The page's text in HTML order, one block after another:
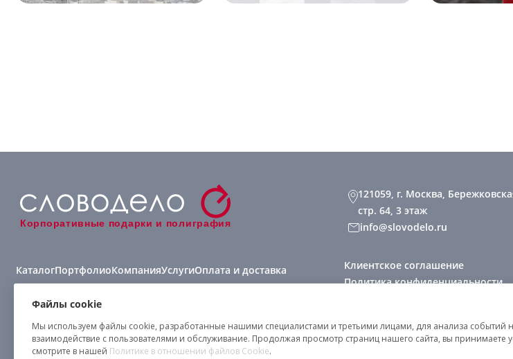
Корпоративные подарки и полиграфия
КаталогПортфолиоКомпанияУслугиОплата и доставка
Виды нанесения
121059, г. Москва,
стр. 64, 3 этаж
info@slovodelo.ru
Клиентское соглашение
Политика конфиденциальности
Файлы cookie
Мы используем файлы cookie, разработанные нашими специалистами и третьими лицами, для анализа событий
взаимодействие с пользователями и обслуживание. Продолжая просмотр страниц нашего сайта, вы
смотрите в нашей Политике в отношении файлов Cookie.